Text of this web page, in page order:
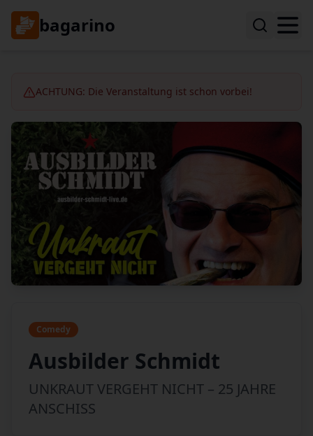
bagarino
ACHTUNG: Die Veranstaltung ist schon vorbei!
Comedy
Ausbilder Schmidt
UNKRAUT VERGEHT NICHT – 25 JAHRE
ANSCHISS